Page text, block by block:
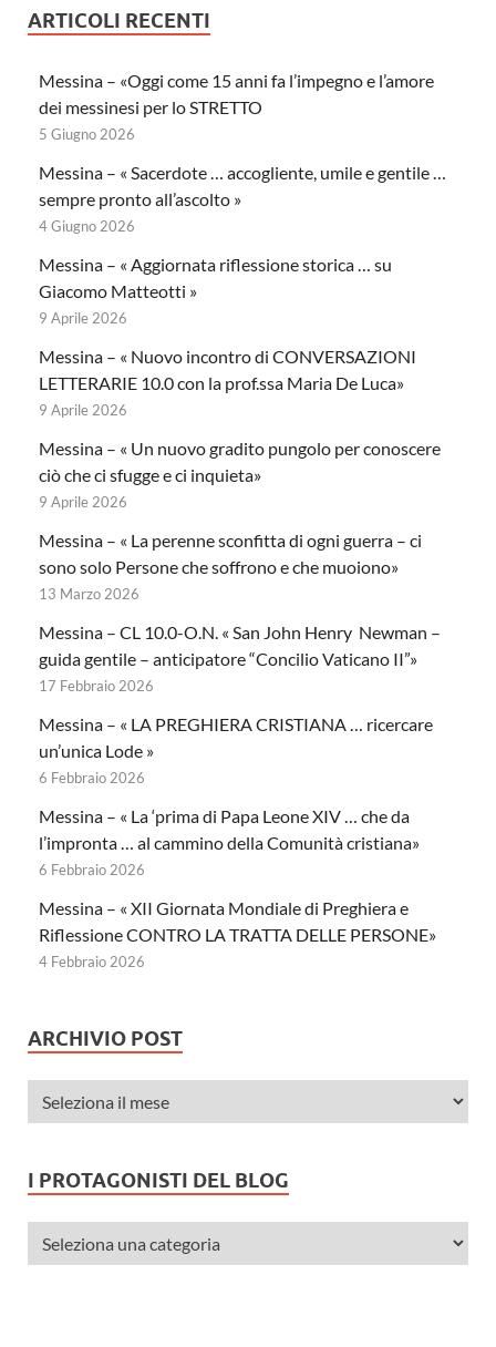
ARTICOLI RECENTI
Messina – «Oggi come 15 anni fa l’impegno e l’amore
dei messinesi per lo STRETTO
5 Giugno 2026
Messina – « Sacerdote … accogliente, umile e gentile …
sempre pronto all’ascolto »
4 Giugno 2026
Messina – « Aggiornata riflessione storica … su
Giacomo Matteotti »
9 Aprile 2026
Messina – « Nuovo incontro di CONVERSAZIONI
LETTERARIE 10.0 con la prof.ssa Maria De Luca»
9 Aprile 2026
Messina – « Un nuovo gradito pungolo per conoscere
ciò che ci sfugge e ci inquieta»
9 Aprile 2026
Messina – « La perenne sconfitta di ogni guerra – ci
sono solo Persone che soffrono e che muoiono»
13 Marzo 2026
Messina – CL 10.0-O.N. « San John Henry Newman –
guida gentile – anticipatore “Concilio Vaticano II”»
17 Febbraio 2026
Messina – « LA PREGHIERA CRISTIANA … ricercare
un’unica Lode »
6 Febbraio 2026
Messina – « La ‘prima di Papa Leone XIV … che da
l’impronta … al cammino della Comunità cristiana»
6 Febbraio 2026
Messina – « XII Giornata Mondiale di Preghiera e
Riflessione CONTRO LA TRATTA DELLE PERSONE»
4 Febbraio 2026
ARCHIVIO POST
I PROTAGONISTI DEL BLOG